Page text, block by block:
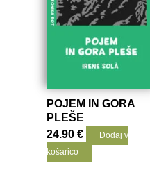
POJEM IN GORA
PLEŠE
24.90€
Dodaj v
košarico